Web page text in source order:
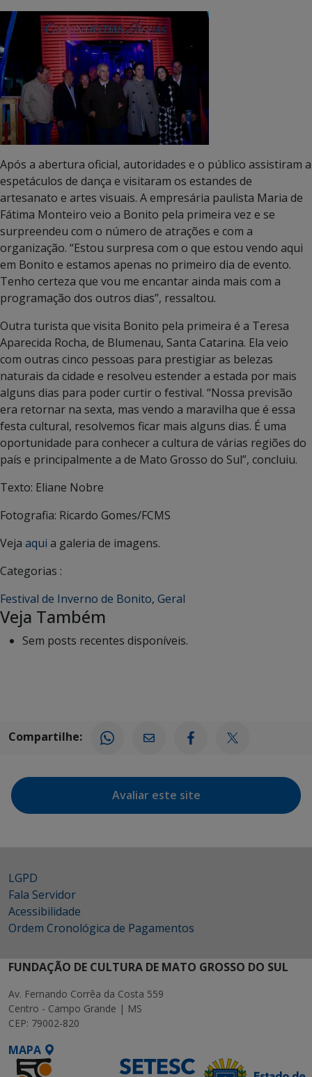
Após a abertura oficial, autoridades e o público assistiram a
espetáculos de dança e visitaram os estandes de
artesanato e artes visuais. A empresária paulista Maria de
Fátima Monteiro veio a Bonito pela primeira vez e se
surpreendeu com o número de atrações e com a
organização. “Estou surpresa com o que estou vendo aqui
em Bonito e estamos apenas no primeiro dia de evento.
Tenho certeza que vou me encantar ainda mais com a
programação dos outros dias”, ressaltou.
Outra turista que visita Bonito pela primeira é a Teresa
Aparecida Rocha, de Blumenau, Santa Catarina. Ela veio
com outras cinco pessoas para prestigiar as belezas
naturais da cidade e resolveu estender a estada por mais
alguns dias para poder curtir o festival. “Nossa previsão
era retornar na sexta, mas vendo a maravilha que é essa
festa cultural, resolvemos ficar mais alguns dias. É uma
oportunidade para conhecer a cultura de várias regiões do
país e principalmente a de Mato Grosso do Sul”, concluiu.
Texto: Eliane Nobre
Fotografia: Ricardo Gomes/FCMS
Veja aqui a galeria de imagens.
Categorias :
Festival de Inverno de Bonito, Geral
Veja Também
Sem posts recentes disponíveis.
Compartilhe:
Avaliar este site
LGPD
Fala Servidor
Acessibilidade
Ordem Cronológica de Pagamentos
FUNDAÇÃO DE CULTURA DE MATO GROSSO DO SUL
Av. Fernando Corrêa da Costa 559
Centro - Campo Grande | MS
CEP: 79002-820
MAPA